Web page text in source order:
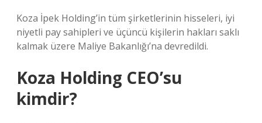
Koza İpek Holding’in tüm şirketlerinin hisseleri, iyi
niyetli pay sahipleri ve üçüncü kişilerin hakları saklı
kalmak üzere Maliye Bakanlığı’na devredildi.
Koza Holding CEO’su
kimdir?